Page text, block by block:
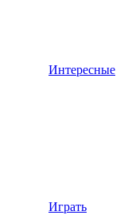
Интересные
Играть